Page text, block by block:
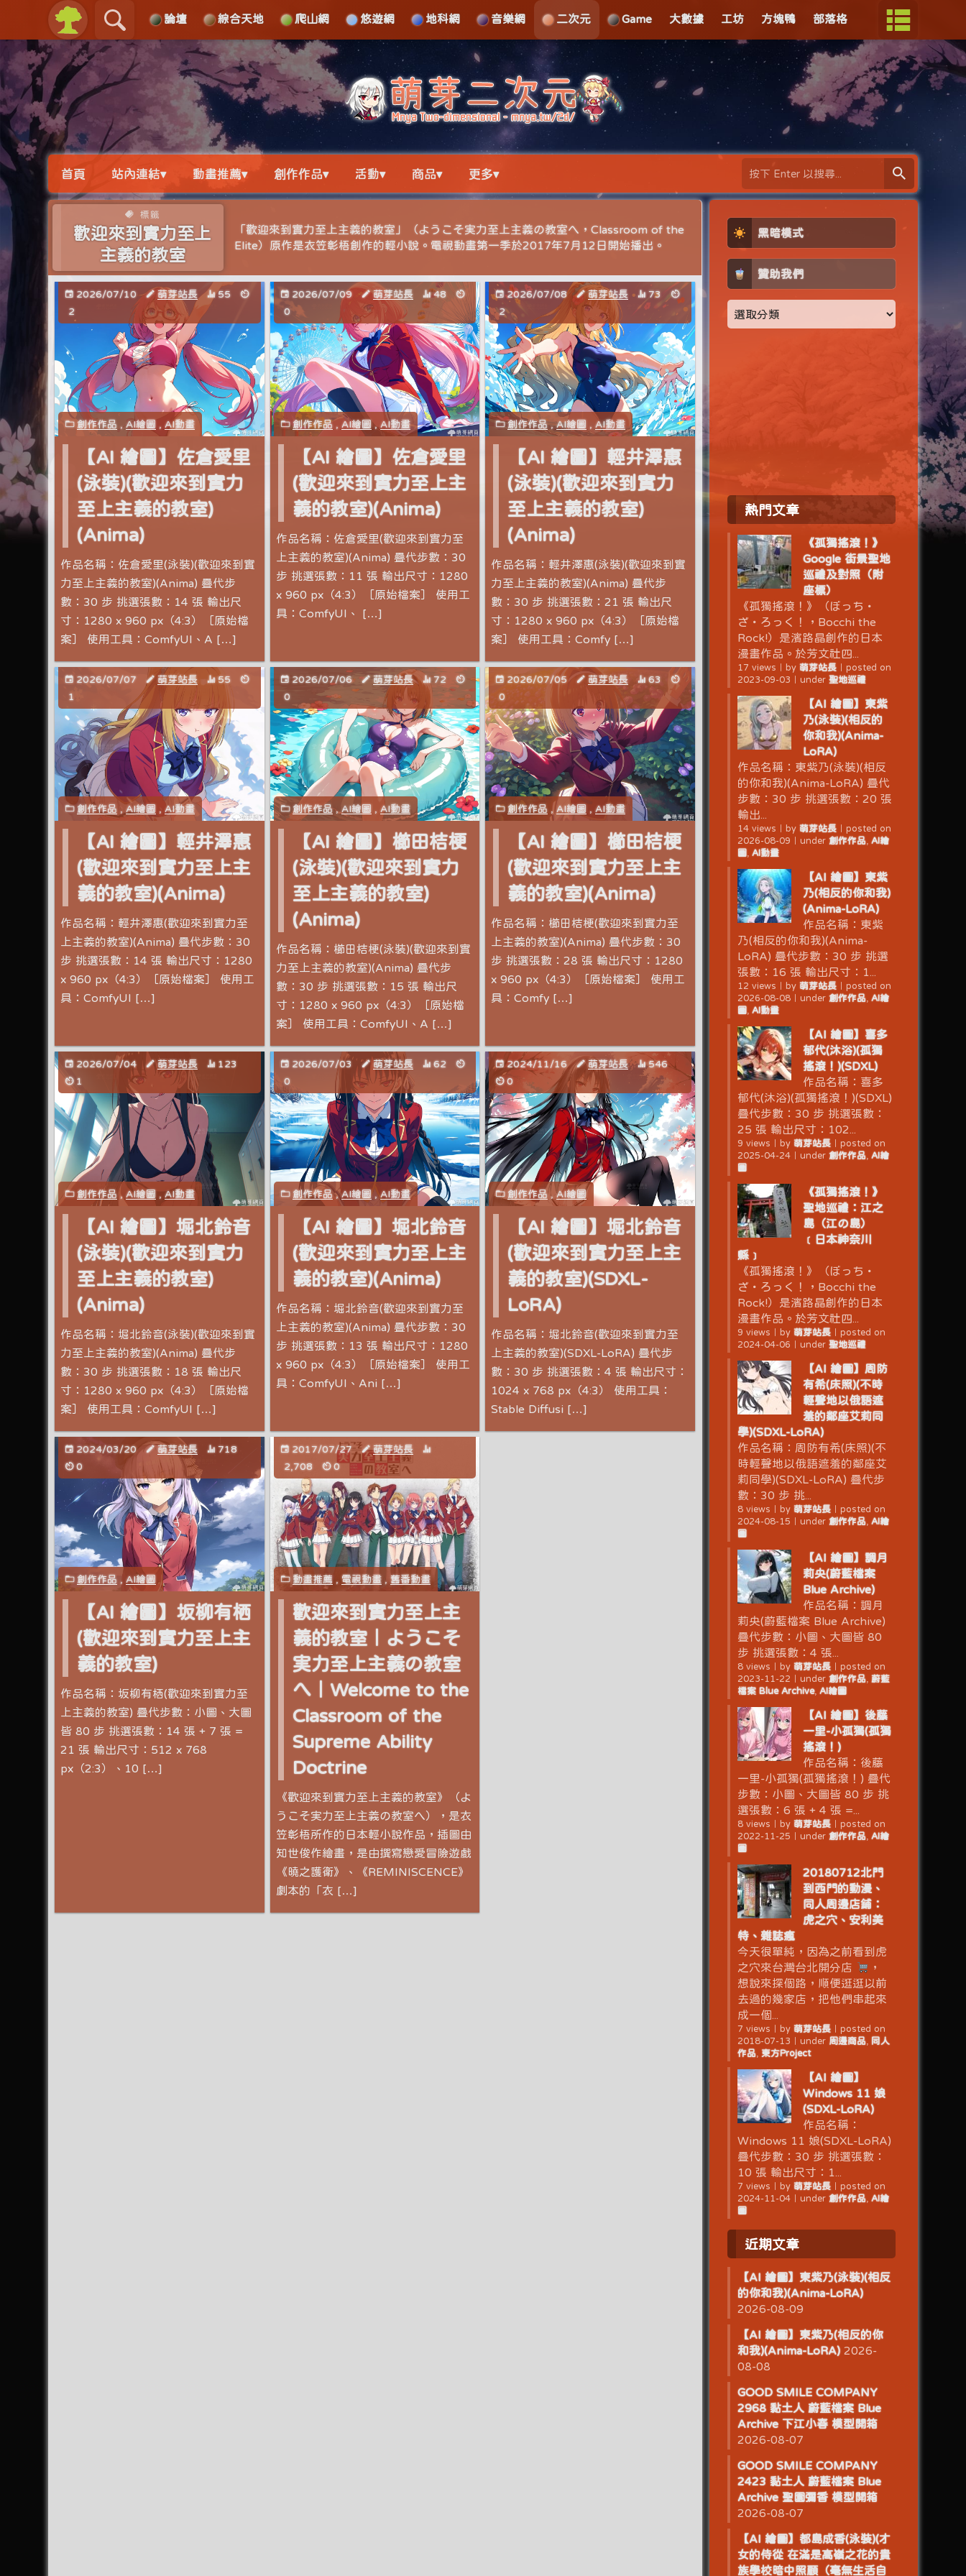
論壇 綜合天地 爬山網 悠遊網 地科網 音樂網 二次元 Game 大數據 工坊 方塊鴨 部落格
關於 導覽
首頁 站內連結▾ 動畫推薦▾ 創作作品▾ 活動▾ 商品▾ 更多▾
標籤
歡迎來到實力至上
主義的教室
「歡迎來到實力至上主義的教室」（ようこそ実力至上主義の教室へ，Classroom of the
Elite）原作是衣笠彰梧創作的輕小說。電視動畫第一季於2017年7月12日開始播出。
2026/07/10 萌芽站長
55
2
創作作品 ,AI繪圖 ,AI動畫
【AI 繪圖】佐倉愛里
(泳裝)(歡迎來到實力
至上主義的教室)
(Anima)
作品名稱：佐倉愛里(泳裝)(歡迎來到實
力至上主義的教室)(Anima) 疊代步
數：30 步 挑選張數：14 張 輸出尺
寸：1280 x 960 px（4:3）［原始檔
案］ 使用工具：ComfyUI、A […]
2026/07/09 萌芽站長
48
0
創作作品, AI繪圖, AI動畫
【AI 繪圖】佐倉愛里
(歡迎來到實力至上主
義的教室)(Anima)
作品名稱：佐倉愛里(歡迎來到實力至
上主義的教室)(Anima) 疊代步數：30
步 挑選張數：11 張 輸出尺寸：1280
x 960 px（4:3）［原始檔案］ 使用工
具：ComfyUI、 […]
2026/07/08 萌芽站長
73
2
創作作品,AI繪圖 ,AI動畫
【AI 繪圖】輕井澤惠
(泳裝)(歡迎來到實力
至上主義的教室)
(Anima)
作品名稱：輕井澤惠(泳裝)(歡迎來到實
力至上主義的教室)(Anima) 疊代步
數：30 步 挑選張數：21 張 輸出尺
寸：1280 x 960 px（4:3）［原始檔
案］ 使用工具：Comfy […]
2026/07/07 萌芽站長
55
1
創作作品 ,AI繪圖 ,AI動畫
【AI 繪圖】輕井澤惠
(歡迎來到實力至上主
義的教室)(Anima)
作品名稱：輕井澤惠(歡迎來到實力至
上主義的教室)(Anima) 疊代步數：30
步 挑選張數：14 張 輸出尺寸：1280
x 960 px（4:3）［原始檔案］ 使用工
具：ComfyUI […]
2026/07/06 萌芽站長
72
0
創作作品, AI繪圖 , AI動畫
【AI 繪圖】櫛田桔梗
(泳裝)(歡迎來到實力
至上主義的教室)
(Anima)
作品名稱：櫛田桔梗(泳裝)(歡迎來到實
力至上主義的教室)(Anima) 疊代步
數：30 步 挑選張數：15 張 輸出尺
寸：1280 x 960 px（4:3）［原始檔
案］ 使用工具：ComfyUI、A […]
2026/07/05 萌芽站長
63
0
創作作品 ,AI繪圖 ,AI動畫
【AI 繪圖】櫛田桔梗
(歡迎來到實力至上主
義的教室)(Anima)
作品名稱：櫛田桔梗(歡迎來到實力至
上主義的教室)(Anima) 疊代步數：30
步 挑選張數：28 張 輸出尺寸：1280
x 960 px（4:3）［原始檔案］ 使用工
具：Comfy […]
2026/07/04 萌芽站長
123
1
創作作品,AI繪圖 ,AI動畫
【AI 繪圖】堀北鈴音
(泳裝)(歡迎來到實力
至上主義的教室)
(Anima)
作品名稱：堀北鈴音(泳裝)(歡迎來到實
力至上主義的教室)(Anima) 疊代步
數：30 步 挑選張數：18 張 輸出尺
寸：1280 x 960 px（4:3）［原始檔
案］ 使用工具：ComfyUI […]
2026/07/03 萌芽站長
62
0
創作作品,AI繪圖,AI動畫
【AI 繪圖】堀北鈴音
(歡迎來到實力至上主
義的教室)(Anima)
作品名稱：堀北鈴音(歡迎來到實力至
上主義的教室)(Anima) 疊代步數：30
步 挑選張數：13 張 輸出尺寸：1280
x 960 px（4:3）［原始檔案］ 使用工
具：ComfyUI、Ani […]
2024/11/16 萌芽站長
546
0
創作作品,AI繪圖
【AI 繪圖】堀北鈴音
(歡迎來到實力至上主
義的教室)(SDXL-
LoRA)
作品名稱：堀北鈴音(歡迎來到實力至
上主義的教室)(SDXL-LoRA) 疊代步
數：30 步 挑選張數：4 張 輸出尺寸：
1024 x 768 px（4:3） 使用工具：
Stable Diffusi […]
2024/03/20 萌芽站長
718
0
創作作品 ,AI繪圖
【AI 繪圖】坂柳有栖
(歡迎來到實力至上主
義的教室)
作品名稱：坂柳有栖(歡迎來到實力至
上主義的教室) 疊代步數：小圖、大圖
皆 80 步 挑選張數：14 張 + 7 張 =
21 張 輸出尺寸：512 x 768
px（2:3）、10 […]
2017/07/27
萌芽站長
2,708
0
動畫推薦 電視動畫, 舊番動畫
歡迎來到實力至上主
義的教室｜ようこそ
実力至上主義の教室
へ｜Welcome to the
Classroom of the
Supreme Ability
Doctrine
《歡迎來到實力至上主義的教室》（よ
うこそ実力至上主義の教室へ），是衣
笠彰梧所作的日本輕小說作品，插圖由
知世俊作繪畫，是由撰寫戀愛冒險遊戲
《曉之護衛》、《REMINISCENCE》
劇本的「衣 […]
黑暗模式
贊助我們
熱門文章
《孤獨搖滾！》
Google 街景聖地
巡禮及對照（附
座標）
《孤獨搖滾！》（ぼっち・
ざ・ろっく！，Bocchi the
Rock!）是濱路晶創作的日本
漫畫作品。於芳文社四...
17 views by 萌芽站長｜ posted on
2023-09-03
under 聖地巡禮
【AI 繪圖】東紫
乃(泳裝)(相反的
你和我)(Anima-
LoRA)
作品名稱：東紫乃(泳裝)(相反
的你和我)(Anima-LoRA) 疊代
步數：30 步 挑選張數：20 張
輸出...
14 views by 萌芽站長｜ posted on
2026-08-09
under 創作作品, AI繪
圖, AI動畫
【AI 繪圖】東紫
乃(相反的你和我)
(Anima-LoRA)
作品名稱：東紫
乃(相反的你和我)(Anima-
LoRA) 疊代步數：30 步 挑選
張數：16 張 輸出尺寸：1...
12 views by 萌芽站長｜ posted on
2026-08-08｜ under 創作作品, AI繪
圖, AI動畫
【AI 繪圖】喜多
郁代(沐浴)(孤獨
搖滾！)(SDXL)
作品名稱：喜多
郁代(沐浴)(孤獨搖滾！)(SDXL)
疊代步數：30 步 挑選張數：
25 張 輸出尺寸：102...
9 views by 萌芽站長｜ posted on
2025-04-24｜ under 創作作品, AI繪
圖
《孤獨搖滾！》
聖地巡禮：江之
島（江の島）
﹝日本神奈川
縣﹞
《孤獨搖滾！》（ぼっち・
ざ・ろっく！，Bocchi the
Rock!）是濱路晶創作的日本
漫畫作品。於芳文社四...
9 views by 萌芽站長｜ posted on
2024-04-06
under 聖地巡禮
【AI 繪圖】周防
有希(床照)(不時
輕聲地以俄語遮
羞的鄰座艾莉同
學)(SDXL-LoRA)
作品名稱：周防有希(床照)(不
時輕聲地以俄語遮羞的鄰座艾
莉同學)(SDXL-LoRA) 疊代步
數：30 步 挑...
8 views by 萌芽站長｜ posted on
2024-08-15
under 創作作品, AI繪
圖
【AI 繪圖】調月
莉央(蔚藍檔案
Blue Archive)
作品名稱：調月
莉央(蔚藍檔案 Blue Archive)
疊代步數：小圖、大圖皆 80
步 挑選張數：4 張...
8 views by 萌芽站長｜ posted on
2023-11-22
under 創作作品, 蔚藍
檔案 Blue Archive, AI繪圖
【AI 繪圖】後藤
一里-小孤獨(孤獨
搖滾！)
作品名稱：後藤
一里-小孤獨(孤獨搖滾！) 疊代
步數：小圖、大圖皆 80 步 挑
選張數：6 張 + 4 張 =...
8 views by 萌芽站長｜ posted on
2022-11-25
under 創作作品, AI繪
圖
20180712北門
到西門的動漫、
同人周邊店鋪：
虎之穴、安利美
特、雜誌瘋
今天很單純，因為之前看到虎
之穴來台灣台北開分店
，
想說來探個路，順便逛逛以前
去過的幾家店，把他們串起來
成一個...
7 views by 萌芽站長｜ posted on
2018-07-13
under 周邊商品,
同人
作品, 東方Project
【AI 繪圖】
Windows 11 娘
(SDXL-LoRA)
作品名稱：
Windows 11 娘(SDXL-LoRA)
疊代步數：30 步 挑選張數：
10 張 輸出尺寸：1...
7 views by 萌芽站長｜ posted on
2024-11-04｜ under 創作作品, AI繪
圖
近期文章
【AI 繪圖】東紫乃(泳裝)(相反
的你和我)(Anima-LoRA)
2026-08-09
【AI 繪圖】東紫乃(相反的你
和我)(Anima-LoRA) 2026-
08-08
GOOD SMILE COMPANY
2968 黏土人 蔚藍檔案 Blue
Archive 下江小春 模型開箱
2026-08-07
GOOD SMILE COMPANY
2423 黏土人 蔚藍檔案 Blue
Archive 聖園彌香 模型開箱
2026-08-07
【AI 繪圖】都島成香(泳裝)(才
女的侍從 在滿是高嶺之花的貴
族學校暗中照顧（毫無生活自